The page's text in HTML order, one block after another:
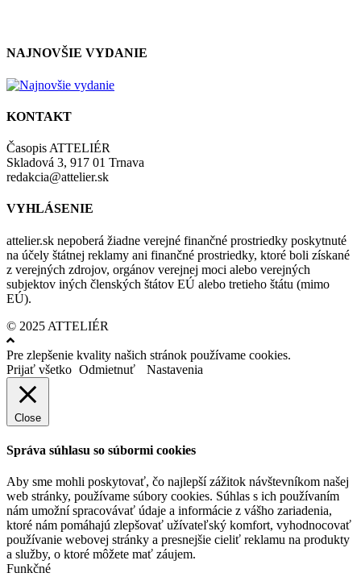
NAJNOVŠIE VYDANIE
KONTAKT
Časopis ATTELIÉR
Skladová 3, 917 01 Trnava
redakcia@attelier.sk
VYHLÁSENIE
attelier.sk nepoberá žiadne verejné finančné prostriedky poskytnuté
na účely štátnej reklamy ani finančné prostriedky, ktoré boli získané
z verejných zdrojov, orgánov verejnej moci alebo verejných
subjektov iných členských štátov EÚ alebo tretieho štátu (mimo
EÚ).
© 2025 ATTELIÉR
Pre zlepšenie kvality našich stránok používame cookies.
Prijať všetko Odmietnuť Nastavenia
Close
Správa súhlasu so súbormi cookies
Aby sme mohli poskytovať, čo najlepší zážitok návštevníkom našej
web stránky, používame súbory cookies. Súhlas s ich používaním
nám umožní spracovávať údaje a informácie z vášho zariadenia,
ktoré nám pomáhajú zlepšovať užívateľský komfort, vyhodnocovať
používanie webovej stránky a presnejšie cieliť reklamu na produkty
a služby, o ktoré môžete mať záujem.
Funkčné